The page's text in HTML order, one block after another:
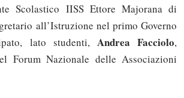
Scolastico IISS Ettore Majorana di
all’Istruzione nel primo Governo
lato studenti, Andrea Facciolo,
Forum Nazionale delle Associazioni
registrati possono